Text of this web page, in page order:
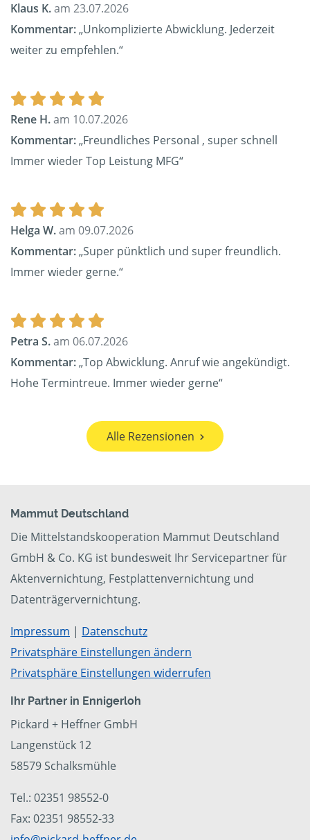
Klaus K.am 23.07.2026
Kommentar:„Unkomplizierte Abwicklung. Jederzeit
weiter zu empfehlen.“
Rene H.am 10.07.2026
Kommentar:„Freundliches Personal , super schnell
Immer wieder Top Leistung MFG“
Helga W.am 09.07.2026
Kommentar:„Super pünktlich und super freundlich.
Immer wieder gerne.“
Petra S.am 06.07.2026
Kommentar:„Top Abwicklung. Anruf wie angekündigt.
Hohe Termintreue. Immer wieder gerne“
Alle Rezensionen
Mammut Deutschland
Die Mittelstandskooperation Mammut Deutschland
GmbH & Co. KG ist bundesweit Ihr Servicepartner für
Aktenvernichtung, Festplattenvernichtung und
Datenträgervernichtung.
Impressum | Datenschutz
Privatsphäre Einstellungen ändern
Privatsphäre Einstellungen widerrufen
Ihr Partner in Ennigerloh
Pickard + Heffner GmbH
Langenstück 12
58579 Schalksmühle
Tel.: 02351 98552-0
Fax: 02351 98552-33